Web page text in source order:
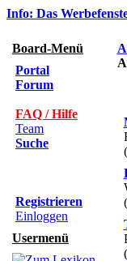
Info: Das
Board-Menü
Portal
Forum
FAQ / Hilfe
Team
Suche
Registrieren
Einloggen
Usermenü